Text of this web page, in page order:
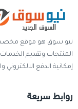
نيو سوق هو موقع مخصص
المنتجات وتقديم
إمكانية الدفع الالكتروني
روابط سريعة